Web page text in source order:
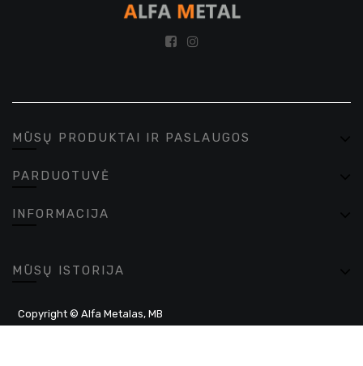
MŪSŲ PRODUKTAI IR PASLAUGOS
PARDUOTUVĖ
INFORMACIJA
MŪSŲ ISTORIJA
Copyright © Alfa Metalas, MB